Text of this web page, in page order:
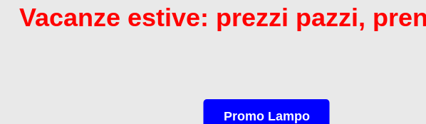
Vacanze estive: prezzi pazzi,
Promo Lampo